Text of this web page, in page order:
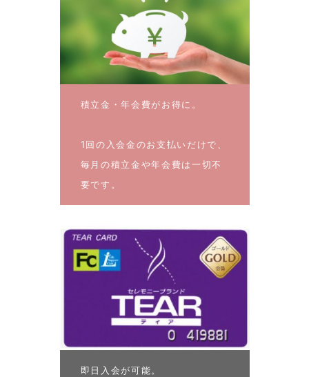
積立金・年会費がお得に。
1回の入会金のお支払いだけで、
毎月の積立金や年会費は一切不
要です。
即日入会が可能。